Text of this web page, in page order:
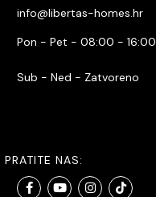
info@libertas-homes.hr
Pon - Pet - 08:00 - 16:00
Sub - Ned - Zatvoreno
PRATITE NAS: